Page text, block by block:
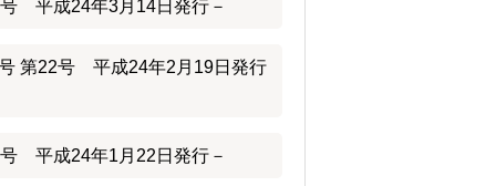
平成24年3月14日発行－
第22号 平成24年2月19日発行
平成24年1月22日発行－